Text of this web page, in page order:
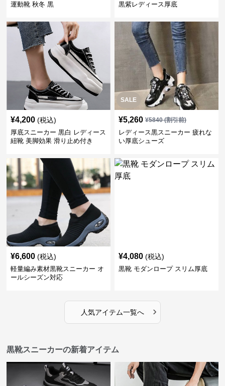
運動靴 秋冬 黒
黒紫レディース厚底
¥4,200 (税込)
厚底スニーカー 黒白 レディース
紐靴 美脚効果 滑り止め付き
SALE
¥5,260 ¥5840(割引前)
レディース黒スニーカー 疲れな
い厚底シューズ
¥6,600 (税込)
軽量編み素材黒靴スニーカー オ
ールシーズン対応
¥4,080 (税込)
黒靴 モダンロープ スリム厚底
人気アイテム一覧へ ›
黒靴スニーカーの新着アイテム